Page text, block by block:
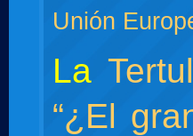
Unión
La
“¿El